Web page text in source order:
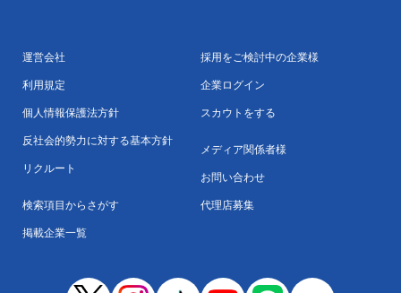
運営会社
利用規定
個人情報保護法方針
反社会的勢力に対する基本方針
リクルート
検索項目からさがす
掲載企業一覧
採用をご検討中の企業様
企業ログイン
スカウトをする
メディア関係者様
お問い合わせ
代理店募集